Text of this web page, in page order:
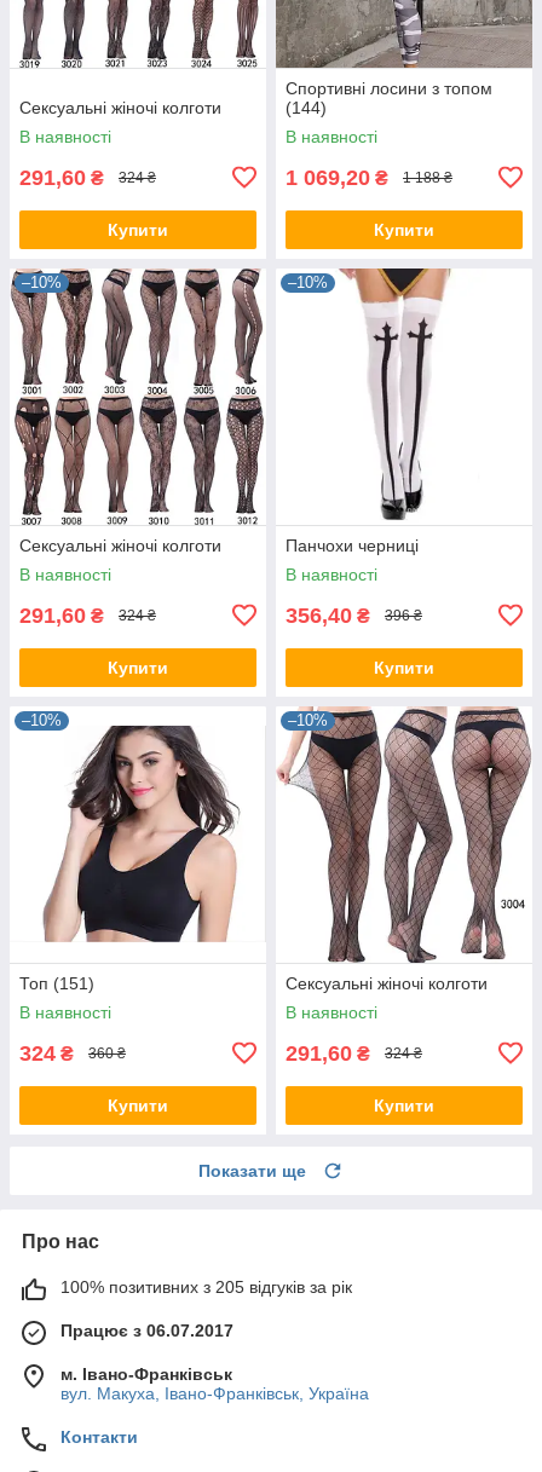
Сексуальні жіночі колготи
В наявності
291,60 ₴ 324 ₴
Купити
Спортивні лосини з топом
(144)
В наявності
1 069,20 ₴ 1 188 ₴
Купити
–10%
Сексуальні жіночі колготи
В наявності
291,60 ₴ 324 ₴
Купити
–10%
Панчохи черниці
В наявності
356,40 ₴ 396 ₴
Купити
–10%
Топ (151)
В наявності
324 ₴ 360 ₴
Купити
–10%
Сексуальні жіночі колготи
В наявності
291,60 ₴ 324 ₴
Купити
Показати ще
Про нас
100% позитивних з 205 відгуків за рік
Працює з 06.07.2017
м. Івано-Франківськ
вул. Макуха, Івано-Франківськ, Україна
Контакти